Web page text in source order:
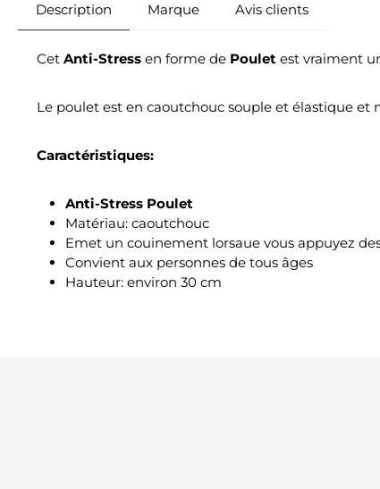
Description Marque Avis clients
Cet Anti-Stress en forme de Poulet est vraiment
Le poulet est en caoutchouc souple et élastique
Caractéristiques:
Anti-Stress Poulet
Matériau: caoutchouc
Emet un couinement lorsaue vous appuyez
Convient aux personnes de tous âges
Hauteur: environ 30 cm